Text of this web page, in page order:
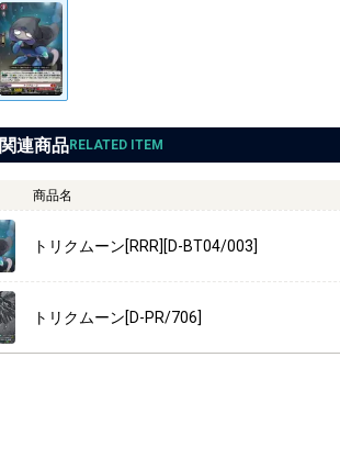
関連商品RELATED ITEM
商品名
トリクムーン[RRR][D-BT04/003]
トリクムーン[D-PR/706]